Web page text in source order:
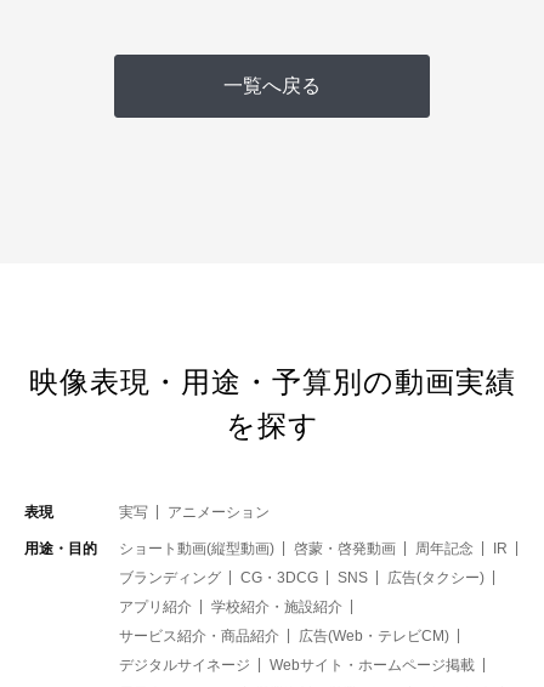
一覧へ戻る
映像表現・用途・予算別の動画実績
を探す
表現 実写 アニメーション
用途・目的 ショート動画(縦型動画) 啓蒙・啓発動画 周年記念
IR
ブランディング
CG・3DCG SNS
広告(タクシー)
アプリ紹介
学校紹介・施設紹介
サービス紹介・商品紹介
広告(Web・テレビCM)
デジタルサイネージ
Webサイト・ホームページ掲載